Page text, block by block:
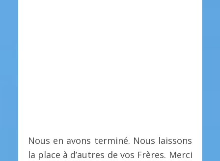
Nous en avons terminé. Nous laissons
la place à d’autres de vos Frères. Merci